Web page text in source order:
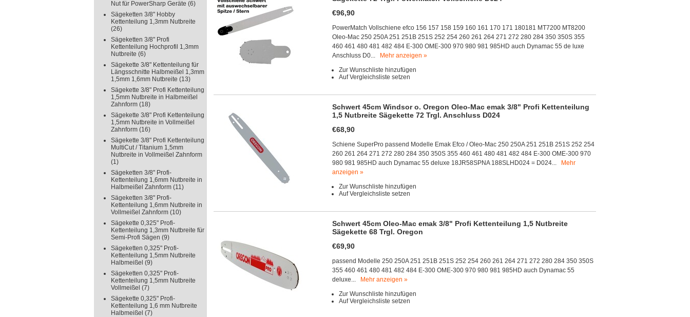
Nut für PowerSharp Geräte (6)
Sägeketten 3/8" Hobby
Kettenteilung 1,3mm Nutbreite
(26)
Sägeketten 3/8" Profi
Kettenteilung Hochprofil 1,3mm
Nutbreite (6)
Sägekette 3/8" Kettenteilung für
Längsschnitte Halbmeißel 1,3mm
1,5mm 1,6mm Nutbreite (13)
Sägekette 3/8" Profi Kettenteilung
1,5mm Nutbreite in Halbmeißel
Zahnform (18)
Sägekette 3/8" Profi Kettenteilung
1,5mm Nutbreite in Vollmeißel
Zahnform (16)
Sägekette 3/8" Profi Kettenteilung
MultiCut / Titanium 1,5mm
Nutbreite in Vollmeißel Zahnform
(1)
Sägeketten 3/8" Profi-
Kettenteilung 1,6mm Nutbreite in
Halbmeißel Zahnform (11)
Sägeketten 3/8" Profi-
Kettenteilung 1,6mm Nutbreite in
Vollmeißel Zahnform (10)
Sägekette 0,325" Profi-
Kettenteilung 1,3mm Nutbreite für
Semi-Profi Sägen (9)
Sägeketten 0,325" Profi-
Kettenteilung 1,5mm Nutbreite
Halbmeißel (9)
Sägeketten 0,325" Profi-
Kettenteilung 1,5mm Nutbreite
Vollmeißel (7)
Sägekette 0,325" Profi-
Kettenteilung 1,6 mm Nutbreite
Halbmeißel (7)
€96,90
PowerMatch Vollschiene efco 156 157 158 159 160 161 170 171 180181 MT7200 MT8200
Oleo-Mac 250 250A 251 251B 251S 252 254 260 261 264 271 272 280 284 350 350S 355
460 461 480 481 482 484 E-300 OME-300 970 980 981 985HD auch Dynamac 55 de luxe
Anschluss D0...
Mehr anzeigen »
Zur Wunschliste hinzufügen
Auf Vergleichsliste setzen
Schwert 45cm Windsor o. Oregon Oleo-Mac emak 3/8" Profi Kettenteilung
1,5 Nutbreite Sägekette 72 Trgl. Anschluss D024
€68,90
Schiene SuperPro passend Modelle Emak Efco / Oleo-Mac 250 250A 251 251B 251S 252 254
260 261 264 271 272 280 284 350 350S 355 460 461 480 481 482 484 E-300 OME-300 970
980 981 985HD auch Dynamac 55 deluxe 18JR58SPNA 188SLHD024 = D024...
Mehr
anzeigen »
Zur Wunschliste hinzufügen
Auf Vergleichsliste setzen
Schwert 45cm Oleo-Mac emak 3/8" Profi Kettenteilung 1,5 Nutbreite
Sägekette 68 Trgl. Oregon
€69,90
passend Modelle 250 250A 251 251B 251S 252 254 260 261 264 271 272 280 284 350 350S
355 460 461 480 481 482 484 E-300 OME-300 970 980 981 985HD auch Dynamac 55
deluxe...
Mehr anzeigen »
Zur Wunschliste hinzufügen
Auf Vergleichsliste setzen